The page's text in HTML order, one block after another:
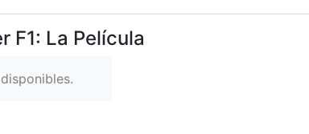
F1: La Película